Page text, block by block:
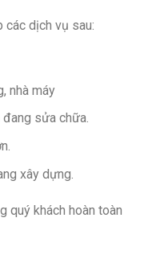
các dịch vụ sau:
nhà máy
sửa chữa.
xây dựng.
quý khách hoàn toàn